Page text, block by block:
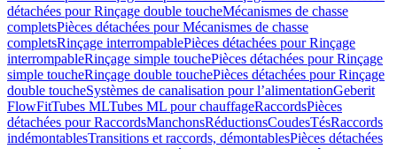
détachées pour Rinçage double toucheMécanismes de chasse
completsPièces détachées pour Mécanismes de chasse
completsRinçage interrompablePièces détachées pour Rinçage
interrompableRinçage simple touchePièces détachées pour Rinçage
simple toucheRinçage double touchePièces détachées pour Rinçage
double toucheSystèmes de canalisation pour l’alimentationGeberit
FlowFitTubes MLTubes ML pour chauffageRaccordsPièces
détachées pour RaccordsManchonsRéductionsCoudesTésRaccords
indémontablesTransitions et raccords, démontablesPièces détachées